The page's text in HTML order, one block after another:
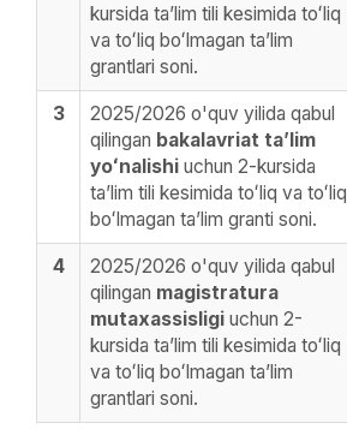
kursida taʼlim tili kesimida toʻliq
va toʻliq boʻlmagan taʼlim
grantlari soni.
3
2025/2026 o'quv yilida qabul
qilingan bakalavriat taʼlim
yoʻnalishi uchun 2-kursida
taʼlim tili kesimida toʻliq va toʻliq
boʻlmagan taʼlim granti soni.
4
2025/2026 o'quv yilida qabul
qilingan magistratura
mutaxassisligi uchun 2-
kursida taʼlim tili kesimida toʻliq
va toʻliq boʻlmagan taʼlim
grantlari soni.